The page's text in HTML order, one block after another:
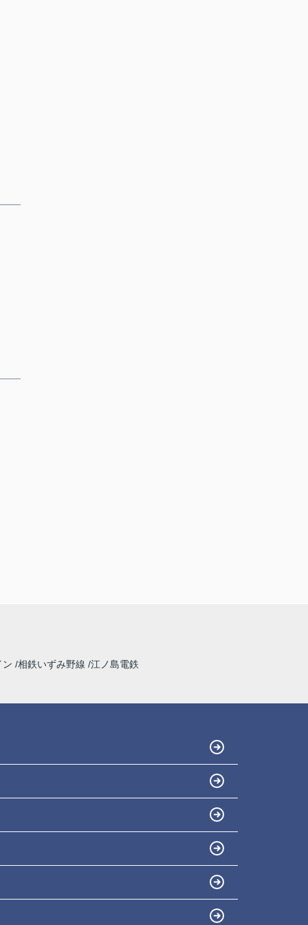
ン 相鉄いずみ野線 江ノ島電鉄